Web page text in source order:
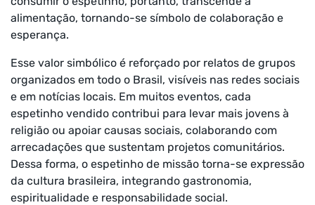
alimentação, tornando-se símbolo de colaboração e
esperança.
Esse valor simbólico é reforçado por relatos de grupos
organizados em todo o Brasil, visíveis nas redes sociais
e em notícias locais. Em muitos eventos, cada
espetinho vendido contribui para levar mais jovens à
religião ou apoiar causas sociais, colaborando com
arrecadações que sustentam projetos comunitários.
Dessa forma, o espetinho de missão torna-se expressão
da cultura brasileira, integrando gastronomia,
espiritualidade e responsabilidade social.